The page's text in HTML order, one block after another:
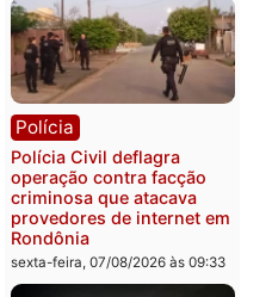
Polícia
Polícia Federal apreende
400 quilos de drogas e
prende motorista em RO
sexta-feira, 07/08/2026 às